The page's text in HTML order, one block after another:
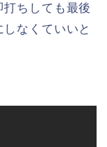
ちしても最後
なくていいと